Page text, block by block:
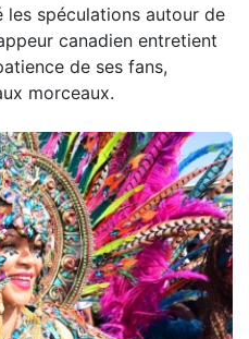
les spéculations autour de
canadien entretient
de ses fans,
morceaux.